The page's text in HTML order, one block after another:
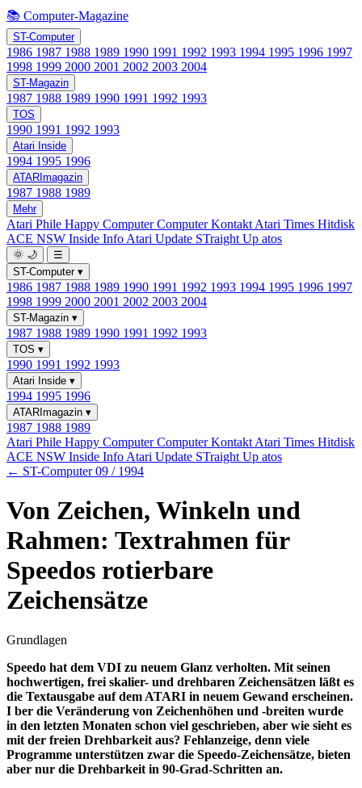
📚 Computer-Magazine
ST-Computer
1986 1987 1988 1989 1990 1991 1992 1993 1994 1995 1996 1997
1998 1999 2000 2001 2002 2003 2004
ST-Magazin
1987 1988 1989 1990 1991 1992 1993
TOS
1990 1991 1992 1993
Atari Inside
1994 1995 1996
ATARImagazin
1987 1988 1989
Mehr
Atari Phile Happy ComputerComputer Kontakt Atari Times Hitdisk
ACE NSW Inside Info Atari Update STraight Up atos
🌞 🌙
☰
ST-Computer ▾
1986 1987 1988 1989 1990 1991 1992 1993 1994 1995 1996 1997
1998 1999 2000 2001 2002 2003 2004
ST-Magazin ▾
1987 1988 1989 1990 1991 1992 1993
TOS ▾
1990 1991 1992 1993
Atari Inside ▾
1994 1995 1996
ATARImagazin ▾
1987 1988 1989
Atari Phile Happy ComputerComputer Kontakt Atari Times Hitdisk
ACE NSW Inside Info Atari Update STraight Up atos
← ST-Computer 09 / 1994
Von Zeichen, Winkeln und
Rahmen: Textrahmen für
Speedos rotierbare
Zeichensätze
Grundlagen
Speedo hat dem VDI zu neuem Glanz verholten. Mit seinen
hochwertigen, frei skalier- und drehbaren Zeichensätzen läßt es
die Textausgabe auf dem ATARI in neuem Gewand erscheinen.
I ber die Veränderung von Zeichenhöhen und -breiten wurde
in den letzten Monaten schon viel geschrieben, aber wie sieht es
mit der freien Drehbarkeit aus? Fehlanzeige, denn viele
Programme unterstützen zwar die Speedo-Zeichensätze, bieten
aber nur die Drehbarkeit in 90-Grad-Schritten an.